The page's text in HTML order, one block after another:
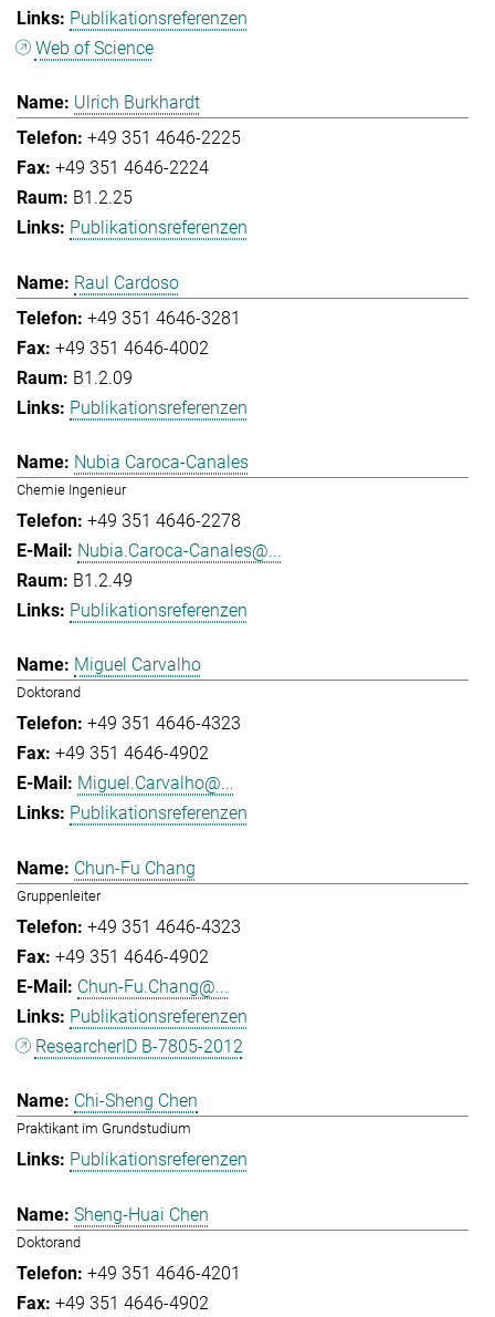
Publikationsreferenzen
Web of Science
Ulrich Burkhardt
+49 351 4646-2225
+49 351 4646-2224
B1.2.25
Publikationsreferenzen
Raul Cardoso
+49 351 4646-3281
+49 351 4646-4002
B1.2.09
Publikationsreferenzen
Nubia Caroca-Canales
Chemie Ingenieur
+49 351 4646-2278
Nubia.Caroca-Canales@...
B1.2.49
Publikationsreferenzen
Miguel Carvalho
Doktorand
+49 351 4646-4323
+49 351 4646-4902
Miguel.Carvalho@...
Publikationsreferenzen
Chun-Fu Chang
Gruppenleiter
+49 351 4646-4323
+49 351 4646-4902
Chun-Fu.Chang@...
Publikationsreferenzen
ResearcherID B-7805-2012
Chi-Sheng Chen
Praktikant im Grundstudium
Publikationsreferenzen
Sheng-Huai Chen
Doktorand
+49 351 4646-4201
+49 351 4646-4902